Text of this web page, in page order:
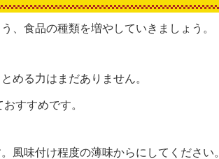
、食品の種類を増やしていきましょう。
める力はまだありません。
すすめです。
風味付け程度の薄味からにしてください。